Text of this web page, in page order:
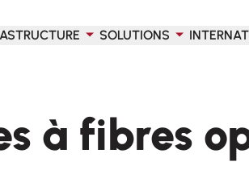
SOLUTIONS
à fibres